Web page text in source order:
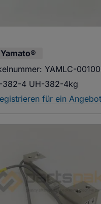
Yamato®
YAMLC-
382-4 UH-382-4kg
für ein Angebot